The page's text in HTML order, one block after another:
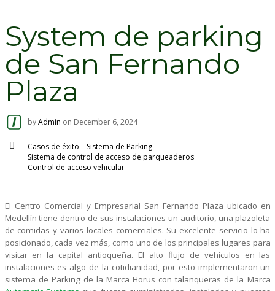
Partners
Case Studies
Products
Este es un campo de búsqueda con una función de
No hay sugerencias porque el campo de búsqueda está vacío.
System de parking
de San Fernando
Plaza
byAdmin on December 6, 2024
Casos de éxito
Sistema de Parking
Sistema de control de acceso de parqueaderos
Control de acceso vehicular
El Centro Comercial y Empresarial San Fernando Plaza ubicado en
Medellín tiene dentro de sus instalaciones un auditorio, una plazoleta
de comidas y varios locales comerciales. Su excelente servicio lo ha
posicionado, cada vez más, como uno de los principales lugares para
visitar en la capital antioqueña. El alto flujo de vehículos en las
instalaciones es algo de la cotidianidad, por esto implementaron un
sistema de Parking de la Marca Horus con talanqueras de la Marca